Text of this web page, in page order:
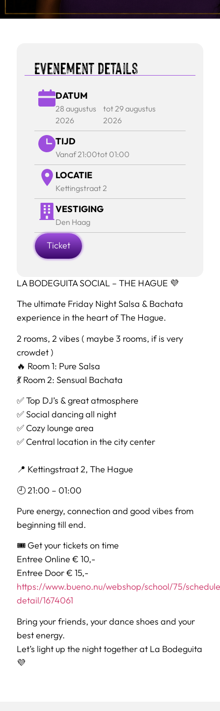
LA BODEGUITA SOCIAL – THE HAGUE 💜
The ultimate Friday Night Salsa & Bachata
experience in the heart of The Hague.
2 rooms, 2 vibes ( maybe 3 rooms, if is very
crowdet )
🔥 Room 1: Pure Salsa
💃 Room 2: Sensual Bachata
✅ Top DJ’s & great atmosphere
✅ Social dancing all night
✅ Cozy lounge area
✅ Central location in the city center
📍 Kettingstraat 2, The Hague
🕘 21:00 – 01:00
Pure energy, connection and good vibes from
beginning till end.
🎟 Get your tickets on time
Entree Online € 10,-
Entree Door € 15,-
https://www.bueno.nu/webshop/school/75/
detail/1674061
Bring your friends, your dance shoes and your
best energy.
Let’s light up the night together at La Bodeguita
💜
Evenement details
DATUM
28 augustus
2026
tot 29 augustus
2026
TIJD
Vanaf 21:00tot 01:00
LOCATIE
Kettingstraat 2
VESTIGING
Den Haag
Ticket